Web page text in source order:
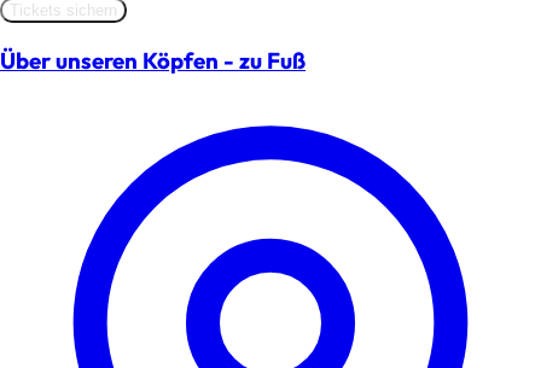
Tickets sichern
Über unseren Köpfen - zu Fuß